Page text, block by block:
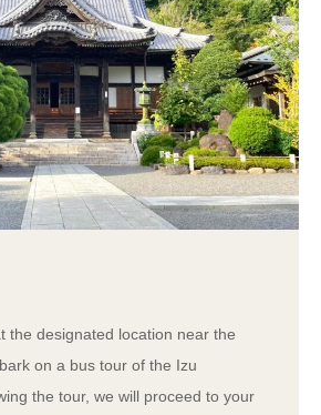
the designated location near the
on a bus tour of the Izu
the tour, we will proceed to your